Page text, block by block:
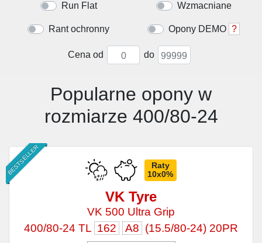
Run Flat Wzmacniane
Rant ochronny Opony DEMO ?
Cena od do
Popularne opony w
rozmiarze 400/80-24
BESTSELLER
Raty
10x0%
VK Tyre
VK 500 Ultra Grip
400/80-24 TL 162 A8 (15.5/80-24) 20PR